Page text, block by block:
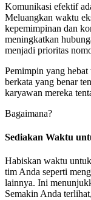
Komunikasi efektif
Meluangkan waktu
kepemimpinan dan
meningkatkan
menjadi prioritas
Pemimpin yang
berkata yang benar
karyawan mereka
Bagaimana?
Sediakan Waktu
Habiskan waktu
tim Anda seperti
lainnya. Ini
Semakin Anda